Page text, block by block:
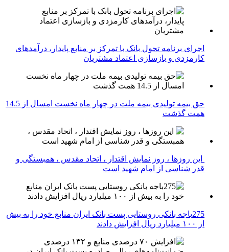
اجرای برنامه تحول بانک با تمرکز بر منابع پایدار، درآمدهای
کارمزدی و بازسازی اعتماد مشتریان
حق بیمه تولیدی بیمه ملت در چهار ماه نخست امسال از 14.5
همت گذشت
این روزها ، روز نمایش اقتدار ، اتحاد مقدس ، همبستگی و
قدر شناسی از امام شهید است
275باجه بانکی روستایی پست بانک ایران منابع خود را به بیش
از ۱۰۰ میلیارد ریال افزایش دادند